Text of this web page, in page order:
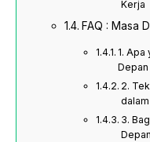
Kerja
FAQ : Masa
1.
2.
3.